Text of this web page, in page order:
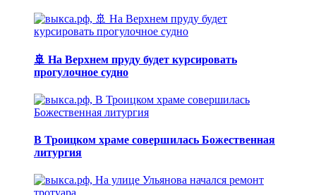
🚢 На Верхнем пруду будет курсировать
прогулочное судно
В Троицком храме совершилась Божественная
литургия